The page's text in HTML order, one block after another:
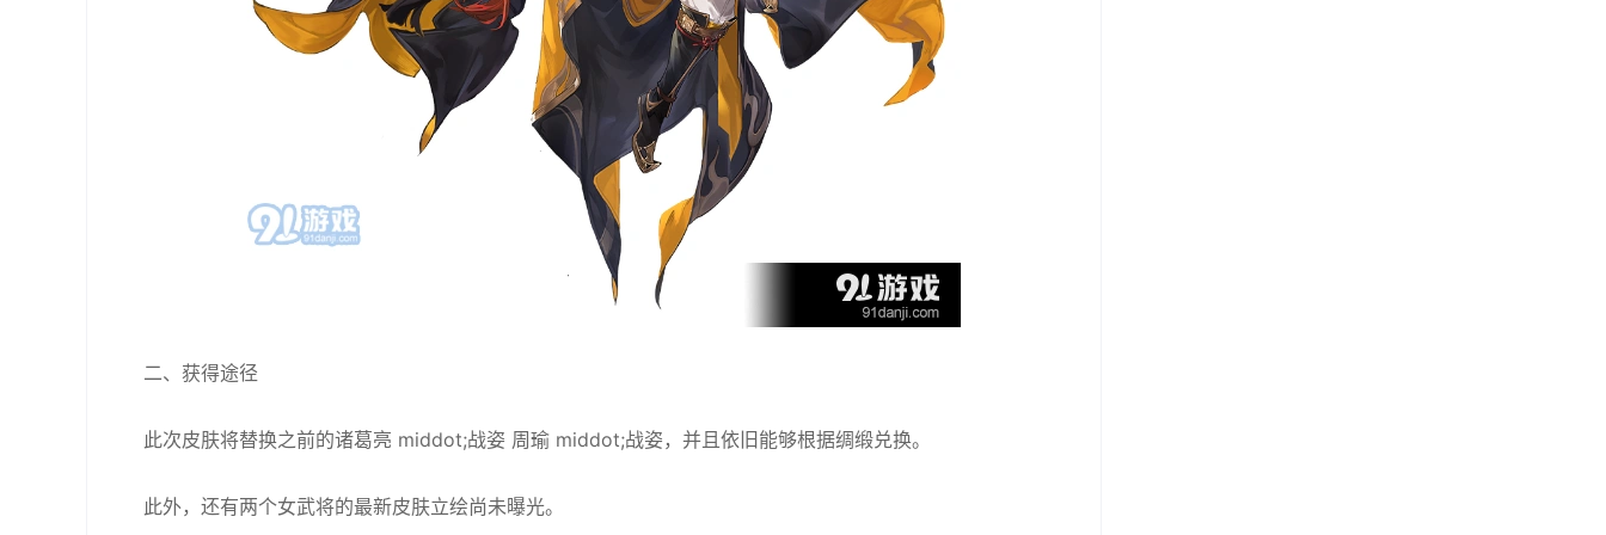
二、获得途径
此次皮肤将替换之前的诸葛亮 middot;战姿 周瑜 middot;战姿，并且依旧能够根据绸缎兑换。
此外，还有两个女武将的最新皮肤立绘尚未曝光。